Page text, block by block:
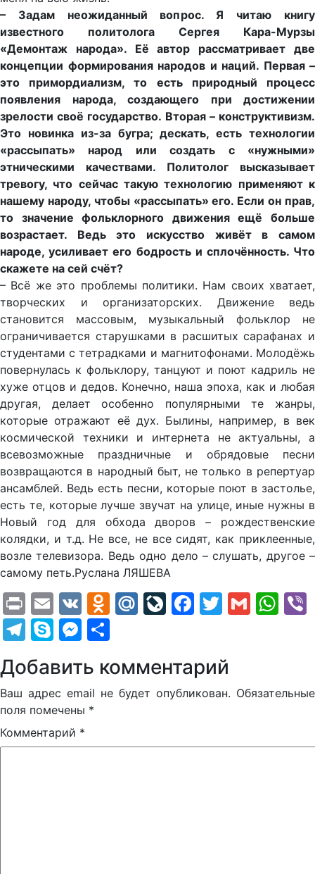
– Задам неожиданный вопрос. Я читаю книгу
известного политолога Сергея Кара-Мурзы
«Демонтаж народа». Её автор рассматривает две
концепции формирования народов и наций. Первая –
это примордиализм, то есть природный процесс
появления народа, создающего при достижении
зрелости своё государство. Вторая – конструктивизм.
Это новинка из-за бугра; дескать, есть технологии
«рассыпать» народ или создать с «нужными»
этническими качествами. Политолог высказывает
тревогу, что сейчас такую технологию применяют к
нашему народу, чтобы «рассыпать» его. Если он прав,
то значение фольклорного движения ещё больше
возрастает. Ведь это искусство живёт в самом
народе, усиливает его бодрость и сплочённость. Что
скажете на сей счёт?
– Всё же это проблемы политики. Нам своих хватает,
творческих и организаторских. Движение ведь
становится массовым, музыкальный фольклор не
ограничивается старушками в расшитых сарафанах и
студентами с тетрадками и магнитофонами. Молодёжь
повернулась к фольклору, танцуют и поют кадриль не
хуже отцов и дедов. Конечно, наша эпоха, как и любая
другая, делает особенно популярными те жанры,
которые отражают её дух. Былины, например, в век
космической техники и интернета не актуальны, а
всевозможные праздничные и обрядовые песни
возвращаются в народный быт, не только в репертуар
ансамблей. Ведь есть песни, которые поют в застолье,
есть те, которые лучше звучат на улице, иные нужны в
Новый год для обхода дворов – рождественские
колядки, и т.д. Не все, не все сидят, как приклеенные,
возле телевизора. Ведь одно дело – слушать, другое –
самому петь.Руслана ЛЯШЕВА
PrintEmail
VK Odnoklassniki
Mail.Ru
LiveJournal
Facebook
Twitter
Gmail
Telegram
SkypeMessenger
Добавить комментарий
Ваш адрес email не будет опубликован. Обязательные
поля помечены *
Комментарий *